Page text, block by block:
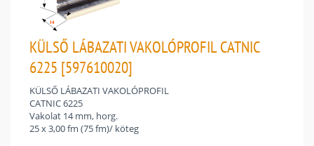
KÜLSŐ LÁBAZATI VAKOLÓPROFIL CATNIC
6225 [597610020]
KÜLSŐ LÁBAZATI VAKOLÓPROFIL
CATNIC 6225
Vakolat 14 mm, horg.
25 x 3,00 fm (75 fm)/ köteg